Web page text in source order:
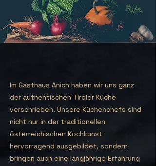
Im Gasthaus Anich haben wir uns ganz
der authentischen Tiroler Küche
verschrieben. Unsere Küchenchefs sind
nicht nur in der traditionellen
österreichischen Kochkunst
hervorragend ausgebildet, sondern
bringen auch eine langjährige Erfahrung